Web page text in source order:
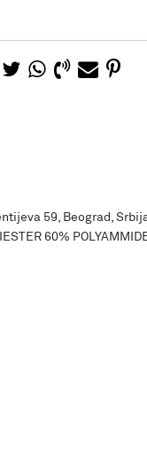
59, Beograd,
60%